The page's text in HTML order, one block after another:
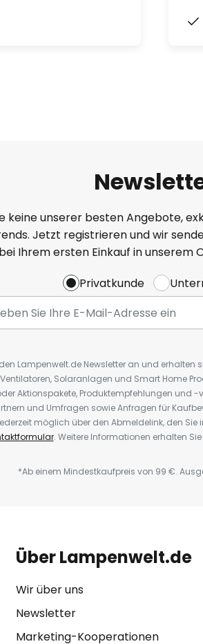
keine unserer besten Angebote,
Jetzt registrieren und wir
Ihrem ersten Einkauf in unserem
Privatkunde
Lampenwelt.de Newsletter an und
Solaranlagen und Smart Home
Aktionspakete, Produktempfehlungen und
und Umfragen sowie Anfragen für
möglich über den Abmeldelink, den Sie
. Weitere Informationen erhalten
*Ab einem Mindestkaufpreis von 99 €.
Über Lampenwelt.de
Wir über uns
Newsletter
Marketing-Kooperationen